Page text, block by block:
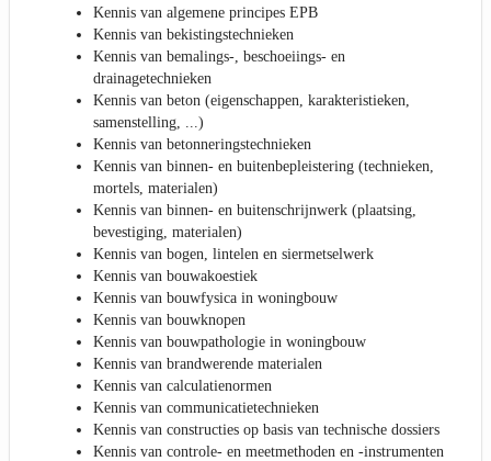
Kennis van algemene principes EPB
Kennis van bekistingstechnieken
Kennis van bemalings-, beschoeiings- en
drainagetechnieken
Kennis van beton (eigenschappen, karakteristieken,
samenstelling, ...)
Kennis van betonneringstechnieken
Kennis van binnen- en buitenbepleistering (technieken,
mortels, materialen)
Kennis van binnen- en buitenschrijnwerk (plaatsing,
bevestiging, materialen)
Kennis van bogen, lintelen en siermetselwerk
Kennis van bouwakoestiek
Kennis van bouwfysica in woningbouw
Kennis van bouwknopen
Kennis van bouwpathologie in woningbouw
Kennis van brandwerende materialen
Kennis van calculatienormen
Kennis van communicatietechnieken
Kennis van constructies op basis van technische dossiers
Kennis van controle- en meetmethoden en -instrumenten